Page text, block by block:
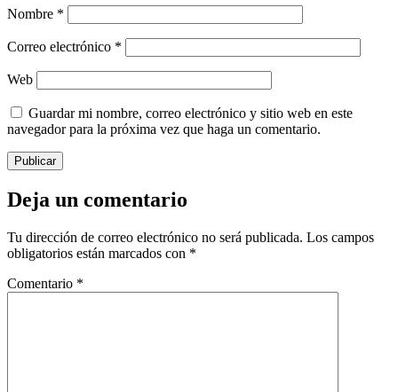
Nombre *
Correo electrónico *
Web
Guardar mi nombre, correo electrónico y sitio web en este
navegador para la próxima vez que haga un comentario.
Deja un comentario
Tu dirección de correo electrónico no será publicada. Los campos
obligatorios están marcados con *
Comentario *